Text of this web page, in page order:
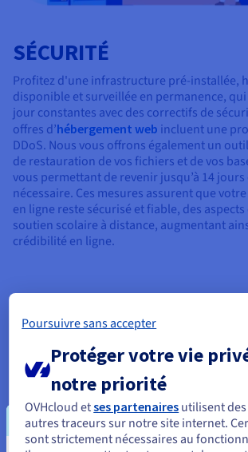
SÉCURITÉ
Profitez d'une infrastructure pré-installée,
disponible et surveillée en permanence,
jour constantes avec des correctifs de
offres d’hébergement web incluent une
DDoS. Nous vous offrons également un
de restauration de vos fichiers et de vos
vous permettant de revenir jusqu’à 14
nécessaire. Ces mesures assurent que
en ligne reste sécurisé et fiable, des
soutien scolaire à distance, augmentant
crédibilité en ligne.
Poursuivre sans accepter
Protéger votre vie
notre priorité
OVHcloud etses partenaires utilisent
autres traceurs sur notre site internet.
sont strictement nécessaires au